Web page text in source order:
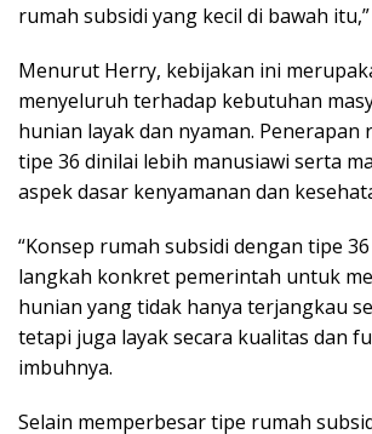
rumah subsidi yang kecil di bawah
Menurut Herry, kebijakan ini
menyeluruh terhadap kebutuhan
hunian layak dan nyaman. Penerapan
tipe 36 dinilai lebih manusiawi serta
aspek dasar kenyamanan dan
“Konsep rumah subsidi dengan tipe
langkah konkret pemerintah untuk
hunian yang tidak hanya terjangkau
tetapi juga layak secara kualitas dan
imbuhnya.
Selain memperbesar tipe rumah